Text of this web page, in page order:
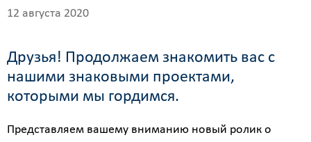
12 августа 2020
Друзья! Продолжаем знакомить вас с
нашими знаковыми проектами,
которыми мы гордимся.
Представляем вашему вниманию новый ролик о